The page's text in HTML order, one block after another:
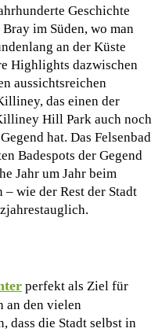
Geschichte
im Süden, wo man
an der Küste
Highlights dazwischen
aussichtsreichen
das einen der
Hill Park auch noch
hat. Das Felsenbad
Badespots der Gegend
Jahr um Jahr beim
wie der Rest der Stadt
perfekt als Ziel für
an den vielen
dass die Stadt selbst in